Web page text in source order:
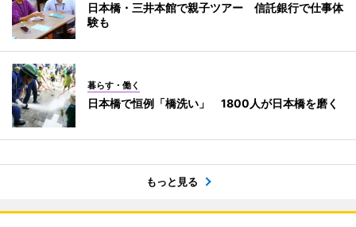
日本橋・三井本館で親子ツアー 信託銀行で仕事体
験も
暮らす・働く
日本橋で恒例「橋洗い」 1800人が日本橋を磨く
もっと見る